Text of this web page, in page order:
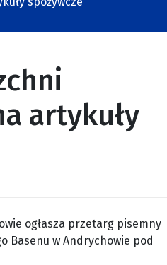
artykuły
ogłasza przetarg pisemny
Basenu w Andrychowie pod